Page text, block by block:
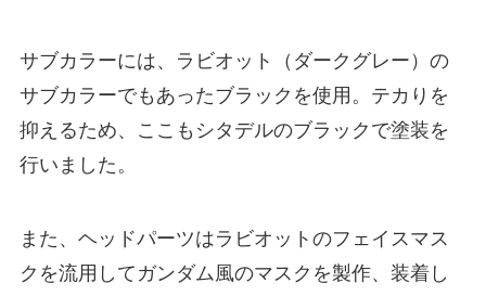
サブカラーには、ラビオット（ダークグレー）の
サブカラーでもあったブラックを使用。テカりを
抑えるため、ここもシタデルのブラックで塗装を
行いました。
また、ヘッドパーツはラビオットのフェイスマス
クを流用してガンダム風のマスクを製作、装着し